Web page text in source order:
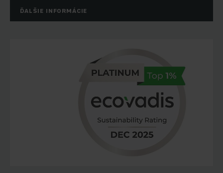
ĎALŠIE INFORMÁCIE